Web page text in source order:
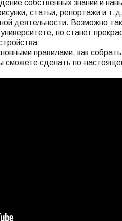
собственных знаний и
статьи, репортажи и
деятельности. Возможно
но станет
правилами, как
сделать по-